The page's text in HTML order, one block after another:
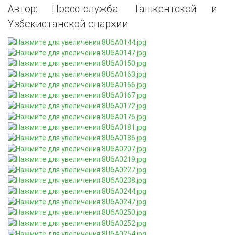
Автор: Пресс-служба Ташкентской и
Узбекистанской епархии